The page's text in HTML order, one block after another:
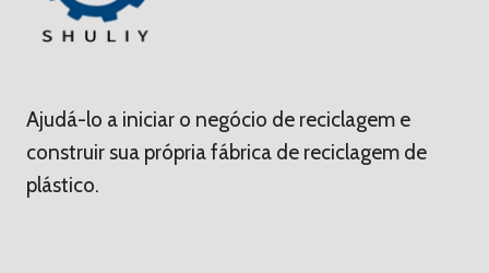
Ajudá-lo a iniciar o negócio de reciclagem e
construir sua própria fábrica de reciclagem de
plástico.